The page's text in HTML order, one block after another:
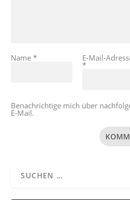
Name* E-Mail-
*
Benachrichtige mich über
E-Mail.